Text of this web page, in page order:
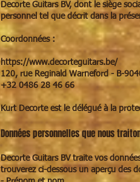
Decorte Guitars BV, dont le siège
personnel tel que décrit dans la
Coordonnées :
https://www.decorteguitars.be/
120, rue Reginald Warneford - B-
+32 0486 28 46 66
Kurt Decorte est le délégué à la
Données personnelles que nous
Decorte Guitars BV traite vos
trouverez ci-dessous un aperçu des